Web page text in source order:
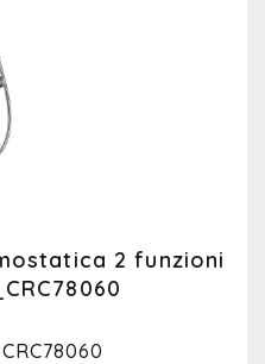
2 funzioni
CRC78060